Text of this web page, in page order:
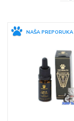
NAŠA PREPORUKA